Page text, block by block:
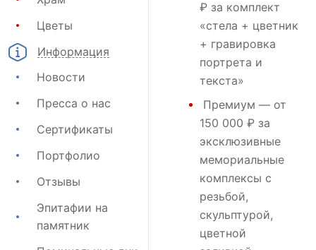
Цветы
Информация
Новости
Пресса о нас
Сертификаты
Портфолио
Отзывы
Эпитафии на
памятник
₽ за комплект
«стела + цветник
+ гравировка
портрета и
текста»
Премиум — от
150 000 ₽ за
эксклюзивные
мемориальные
комплексы с
резьбой,
скульптурой,
цветной